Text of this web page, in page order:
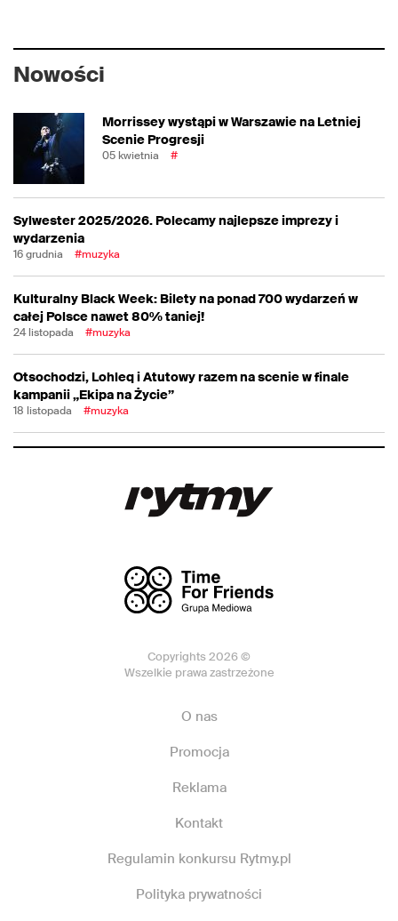
Nowości
Morrissey wystąpi w Warszawie na Letniej
Scenie Progresji
05 kwietnia #
Sylwester 2025/2026. Polecamy najlepsze imprezy i
wydarzenia
16 grudnia #muzyka
Kulturalny Black Week: Bilety na ponad 700 wydarzeń w
całej Polsce nawet 80% taniej!
24 listopada #muzyka
Otsochodzi, Lohleq i Atutowy razem na scenie w finale
kampanii „Ekipa na Życie”
18 listopada #muzyka
Copyrights 2026 ©
Wszelkie prawa zastrzeżone
O nas
Promocja
Reklama
Kontakt
Regulamin konkursu Rytmy.pl
Polityka prywatności